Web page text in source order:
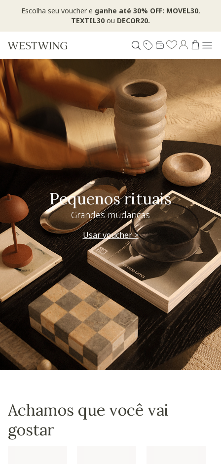
Escolha seu voucher e ganhe até 30% OFF: MOVEL30,
TEXTIL30 ou DECOR20.
Pequenos rituais
Grandes mudanças
Usar voucher >
Achamos que você vai
gostar